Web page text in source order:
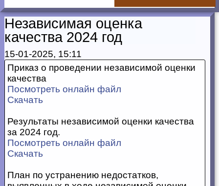
Независимая оценка
качества 2024 год
15-01-2025, 15:11
Приказ о проведении независимой оценки
качества
Посмотреть онлайн файл
Скачать
Результаты независимой оценки качества
за 2024 год.
Посмотреть онлайн файл
Скачать
План по устранению недостатков,